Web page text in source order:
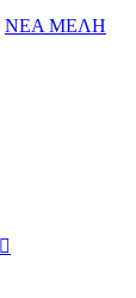
ΝΕΑ ΜΕΛΗ